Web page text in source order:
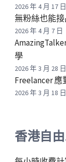
2026 年 4 月 17 日
無粉絲也能接
2026 年 4 月 7 日
學
2026 年 3 月 28 日
Freelancer
2026 年 3 月 18 日
香港自